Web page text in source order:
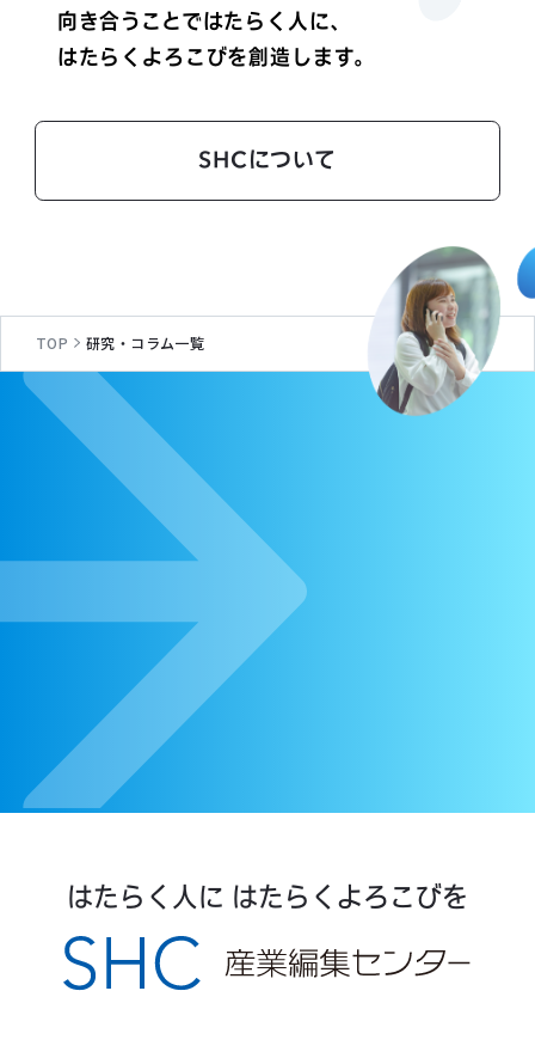
向き合うことではたらく人に、
はたらくよろこびを創造します。
SHCについて
TOP 研究・コラム一覧
CON TA
はたらく人に はたらくよろこびを